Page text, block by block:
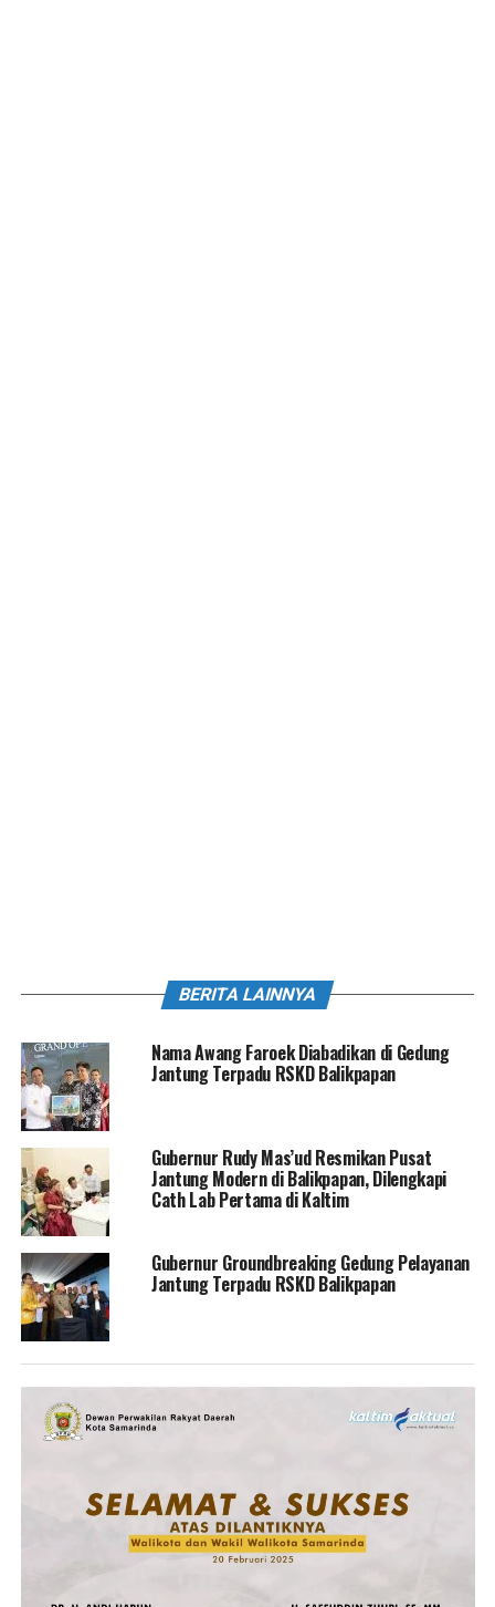
BERITA LAINNYA
Nama Awang Faroek Diabadikan di Gedung
Jantung Terpadu RSKD Balikpapan
Gubernur Rudy Mas’ud Resmikan Pusat
Jantung Modern di Balikpapan, Dilengkapi
Cath Lab Pertama di Kaltim
Gubernur Groundbreaking Gedung Pelayanan
Jantung Terpadu RSKD Balikpapan